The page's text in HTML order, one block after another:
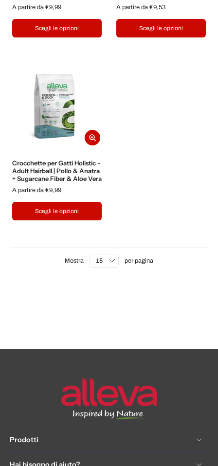
A partire da €9,99
Scegli le opzioni
A partire da €9,53
Scegli le opzioni
Crocchette per Gatti Holistic -
Adult Hairball | Pollo & Anatra
+ Sugarcane Fiber & Aloe Vera
A partire da €9,99
Scegli le opzioni
Mostra per pagina
Prodotti